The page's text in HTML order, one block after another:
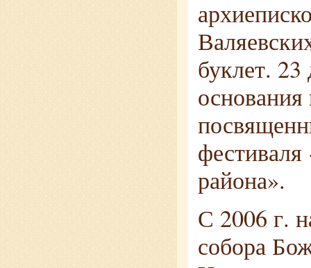
буклет. 23
фестиваля
района».
С 2006 г.
собора